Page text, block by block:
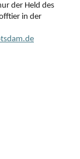
der Held des
in der